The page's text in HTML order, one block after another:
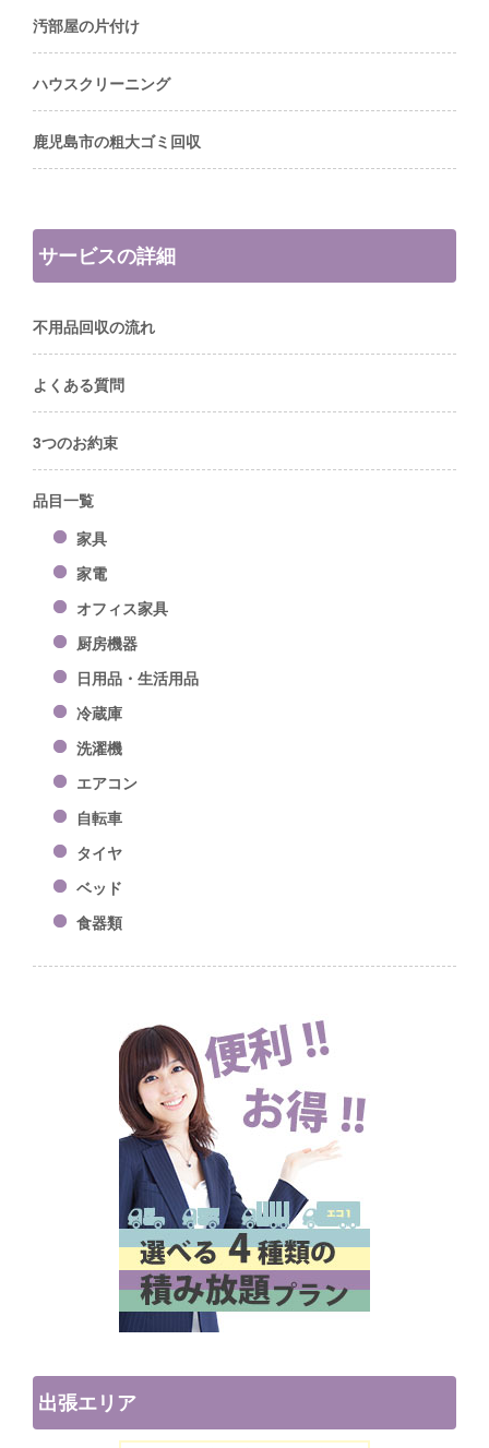
汚部屋の片付け
ハウスクリーニング
鹿児島市の粗大ゴミ回収
サービスの詳細
不用品回収の流れ
よくある質問
3つのお約束
品目一覧
家具
家電
オフィス家具
厨房機器
日用品・生活用品
冷蔵庫
洗濯機
エアコン
自転車
タイヤ
ベッド
食器類
出張エリア